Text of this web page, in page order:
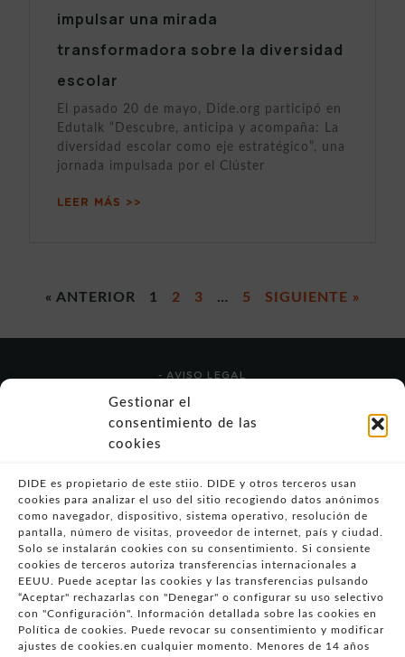
Gestionar el
consentimiento de las
cookies
DIDE es propietario de este stiio. DIDE y otros terceros usan
cookies para analizar el uso del sitio recogiendo datos anónimos
como navegador, dispositivo, sistema operativo, resolución de
pantalla, número de visitas, proveedor de internet, país y ciudad.
Solo se instalarán cookies con su consentimiento. Si consiente
cookies de terceros autoriza transferencias internacionales a
EEUU. Puede aceptar las cookies y las transferencias pulsando
“Aceptar" rechazarlas con "Denegar" o configurar su uso selectivo
con "Configuración". Información detallada sobre las cookies en
Política de cookies. Puede revocar su consentimiento y modificar
ajustes de cookies.en cualquier momento. Menores de 14 años
impulsar una mirada
transformadora sobre la diversidad
escolar
El pasado 20 de mayo, Dide.org participó en
Edutalk “Descubre, anticipa y acompaña: La
diversidad escolar como eje estratégico”, una
jornada impulsada por el Clúster
LEER MÁS >>
« ANTERIOR 1 2 3 … 5 SIGUIENTE »
- AVISO LEGAL
- POLÍTICA DE USO
- POLÍTICA DE PRIVACIDAD
- POLÍTICA DE COOKIES (UE)
VULNERABILIDADES
- CONDICIONES PARTICULARES DE COMPRA
- GUÍA DE COMPRA
- GUÍA DE PRIVACIDAD
- DESISTIMIENTO
- ATENCIÓN AL CLIENTE